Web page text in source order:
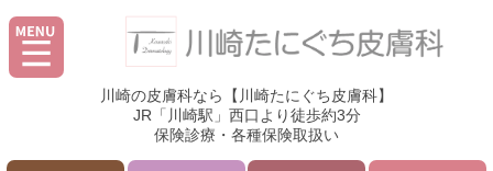
川崎の皮膚科なら【川崎たにぐち皮膚科】
JR「川崎駅」西口より徒歩約3分
保険診療・各種保険取扱い